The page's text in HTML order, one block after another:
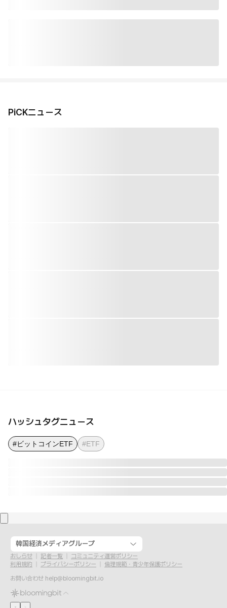
PiCKニュース
ハッシュタグニュース
#ビットコインETF #ETF
韓国経済メディアグループ
おしらせ 記者一覧
コミュニティ運営ポリシー
利用規約
プライバシーポリシー
倫理規範・青少年保護ポリシー
お問い合わせ help@bloomingbit.io